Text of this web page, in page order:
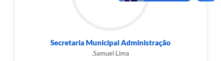
Secretaria Municipal Administração
.Samuel Lima